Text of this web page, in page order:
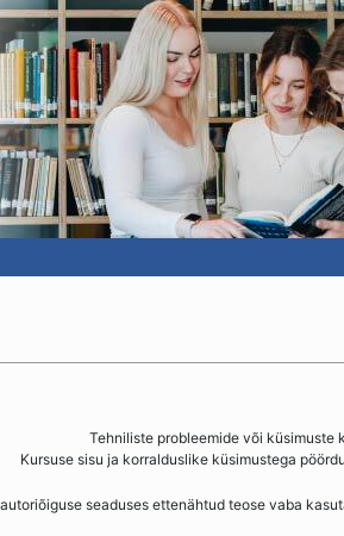
Tehniliste probleemide või küsimuste
Kursuse sisu ja korralduslike küsimustega
seaduses ettenähtud teose vaba